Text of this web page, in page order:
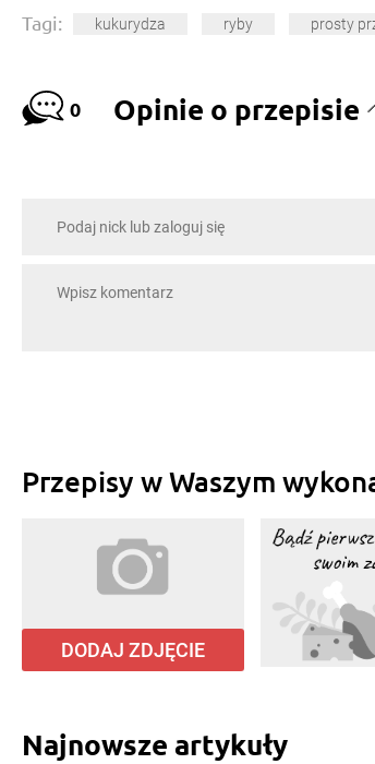
Tagi: kukurydza ryby prosty
0 Opinie o przepisie
Przepisy w Waszym
DODAJ ZDJĘCIE
Najnowsze artykuły